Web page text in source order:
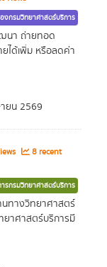
งกรมวิทยาศาสตร์บริการ
นา ถ่ายทอด
ได้เพิ่ม หรือลดค่า
ยน 2569
8 recent
รกรมวิทยาศาสตร์บริการ
นทางวิทยาศาสตร์
ยาศาสตร์บริการมี